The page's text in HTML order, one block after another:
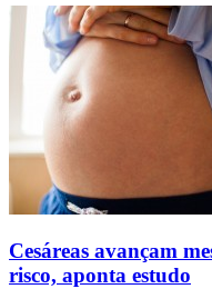
Cesáreas avançam
risco, aponta estudo